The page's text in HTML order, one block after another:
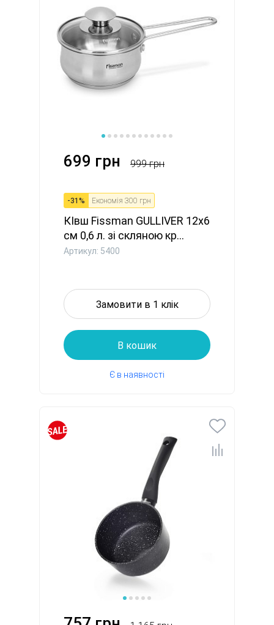
699 грн 999 грн
-31 % Економія 300 грн
КІвш Fissman GULLIVER 12x6
см 0,6 л. зі скляною кр...
Артикул: 5400
Замовити в 1 клік
В кошик
Є в наявності